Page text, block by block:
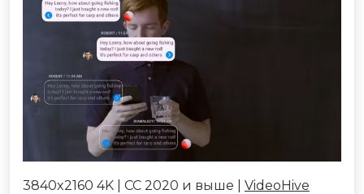
3840x2160 4K | CC 2020 и выше | VideoHive